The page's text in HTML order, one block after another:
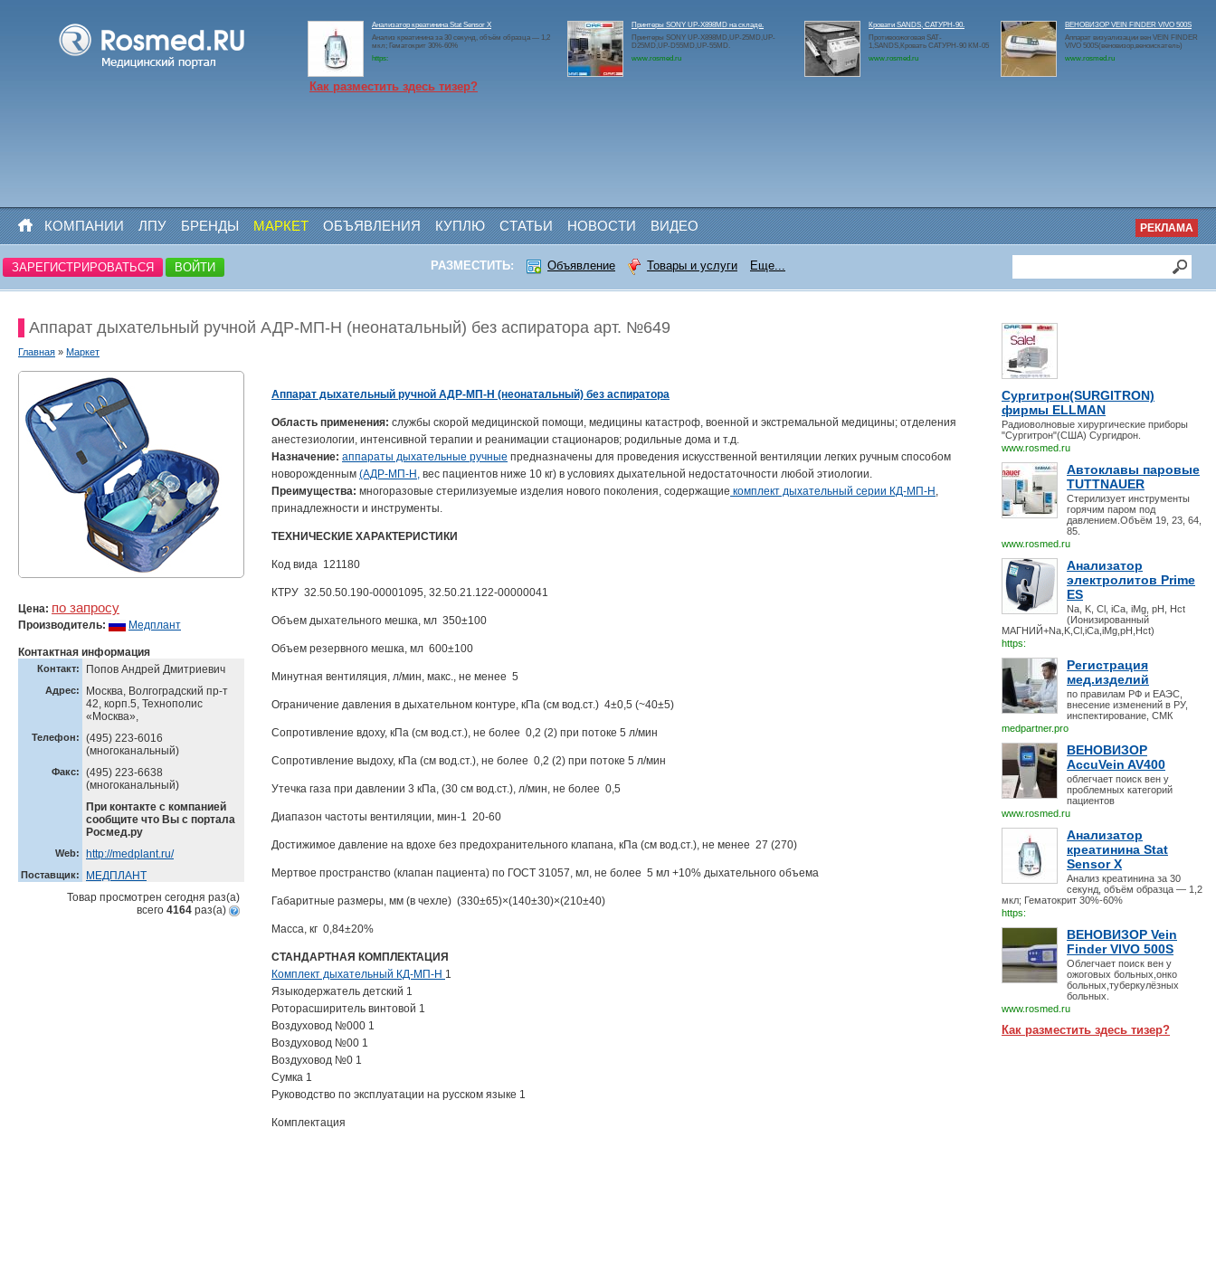
Анализатор креатинина Stat Sensor X
Анализ креатинина за 30 секунд, объём образца — 1,2
мкл; Гематокрит 30%-60%
https:
Принтеры SONY UP-X898MD на складе.
Принтеры SONY UP-X898MD,UP-25MD,UP-
D25MD,UP-D55MD,UP-55MD.
www.rosmed.ru
Кровати SANDS, САТУРН-90.
Противоожоговая SAT-
1,SANDS,Кровать САТУРН-90 КМ-05
www.rosmed.ru
ВЕНОВИЗОР VEIN FINDER VIVO 500S
Аппарат визуализации вен VEIN FINDER
VIVO 500S(веновизор,веноискатель)
www.rosmed.ru
Как разместить здесь тизер?
КОМПАНИИ ЛПУ БРЕНДЫ МАРКЕТ ОБЪЯВЛЕНИЯ КУПЛЮ СТАТЬИ НОВОСТИ ВИДЕО РЕКЛАМА
ЗАРЕГИСТРИРОВАТЬСЯ ВОЙТИ РАЗМЕСТИТЬ: Объявление Товары и услуги Еще...
Сургитрон(SURGITRON)
фирмы ELLMAN
Радиоволновые хирургические приборы
"Сургитрон"(США) Сургидрон.
www.rosmed.ru
Автоклавы паровые
TUTTNAUER
Стерилизует инструменты
горячим паром под
давлением.Объём 19, 23, 64,
85.
www.rosmed.ru
Анализатор
электролитов Prime
ES
Na, K, Cl, iCa, iMg, pH, Hct
(Ионизированный
МАГНИЙ+Na,K,Cl,iCa,iMg,pH,Hct)
https:
Регистрация
мед.изделий
по правилам РФ и ЕАЭС,
внесение изменений в РУ,
инспектирование, СМК
medpartner.pro
ВЕНОВИЗОР
AccuVein AV400
облегчает поиск вен у
проблемных категорий
пациентов
www.rosmed.ru
Анализатор
креатинина Stat
Sensor X
Анализ креатинина за 30
секунд, объём образца — 1,2
мкл; Гематокрит 30%-60%
https:
ВЕНОВИЗОР Vein
Finder VIVO 500S
Облегчает поиск вен у
ожоговых больных,онко
больных,туберкулёзных
больных.
www.rosmed.ru
Как разместить здесь тизер?
Аппарат дыхательный ручной АДР-МП-Н (неонатальный) без аспиратора арт. №649
Главная » Маркет
Цена: по запросу
Производитель: Медплант
Контактная информация
Контакт: Попов Андрей Дмитриевич
Адрес:
Москва, Волгоградский пр-т
42, корп.5, Технополис
«Москва»,
Телефон:
(495) 223-6016
(многоканальный)
Факс:
(495) 223-6638
(многоканальный)
При контакте с компанией
сообщите что Вы с портала
Росмед.ру
Web: http://medplant.ru/
Поставщик:
МЕДПЛАНТ
Товар просмотрен сегодня раз(a)
всего 4164 раз(a)
Аппарат дыхательный ручной АДР-МП-Н (неонатальный) без аспиратора
Область применения: службы скорой медицинской помощи, медицины катастроф, военной и экстремальной медицины; отделения
анестезиологии, интенсивной терапии и реанимации стационаров; родильные дома и т.д.
Назначение: аппараты дыхательные ручные предназначены для проведения искусственной вентиляции легких ручным способом
новорожденным (АДР-МП-Н , вес пациентов ниже 10 кг) в условиях дыхательной недостаточности любой этиологии.
Преимущества: многоразовые стерилизуемые изделия нового поколения, содержащие комплект дыхательный серии КД-МП-Н ,
принадлежности и инструменты.
ТЕХНИЧЕСКИЕ ХАРАКТЕРИСТИКИ
Код вида 121180
КТРУ 32.50.50.190-00001095, 32.50.21.122-00000041
Объем дыхательного мешка, мл 350±100
Объем резервного мешка, мл 600±100
Минутная вентиляция, л/мин, макс., не менее 5
Ограничение давления в дыхательном контуре, кПа (см вод.ст.) 4±0,5 (~40±5)
Сопротивление вдоху, кПа (см вод.ст.), не более 0,2 (2) при потоке 5 л/мин
Сопротивление выдоху, кПа (см вод.ст.), не более 0,2 (2) при потоке 5 л/мин
Утечка газа при давлении 3 кПа, (30 см вод.ст.), л/мин, не более 0,5
Диапазон частоты вентиляции, мин-1 20-60
Достижимое давление на вдохе без предохранительного клапана, кПа (см вод.ст.), не менее 27 (270)
Мертвое пространство (клапан пациента) по ГОСТ 31057, мл, не более 5 мл +10% дыхательного объема
Габаритные размеры, мм (в чехле) (330±65)×(140±30)×(210±40)
Масса, кг 0,84±20%
СТАНДАРТНАЯ КОМПЛЕКТАЦИЯ
Комплект дыхательный КД-МП-Н 1
Языкодержатель детский 1
Роторасширитель винтовой 1
Воздуховод №000 1
Воздуховод №00 1
Воздуховод №0 1
Сумка 1
Руководство по эксплуатации на русском языке 1
Комплектация